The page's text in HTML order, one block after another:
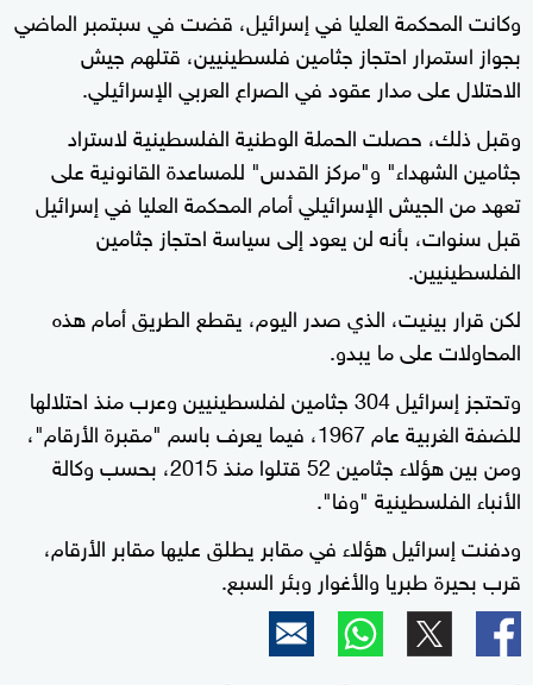
وكانت المحكمة العليا في إسرائيل، قضت في سبتمبر الماضي
بجواز استمرار احتجاز جثامين فلسطينيين، قتلهم جيش
الاحتلال على مدار عقود في الصراع العربي الإسرائيلي.
وقبل ذلك، حصلت الحملة الوطنية الفلسطينية لاستراد
جثامين الشهداء" و"مركز القدس" للمساعدة القانونية على
تعهد من الجيش الإسرائيلي أمام المحكمة العليا في إسرائيل
قبل سنوات، بأنه لن يعود إلى سياسة احتجاز جثامين
الفلسطينيين.
لكن قرار بينيت، الذي صدر اليوم، يقطع الطريق أمام هذه
المحاولات على ما يبدو.
وتحتجز إسرائيل 304 جثامين لفلسطينيين وعرب منذ احتلالها
للضفة الغربية عام 1967، فيما يعرف باسم "مقبرة الأرقام"،
ومن بين هؤلاء جثامين 52 قتلوا منذ 2015، بحسب وكالة
الأنباء الفلسطينية "وفا".
ودفنت إسرائيل هؤلاء في مقابر يطلق عليها مقابر الأرقام،
قرب بحيرة طبريا والأغوار وبئر السبع.